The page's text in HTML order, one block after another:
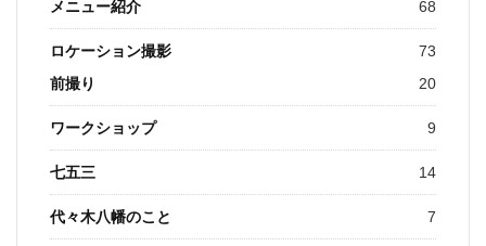
メニュー紹介 68
ロケーション撮影
73
前撮り
20
ワークショップ 9
七五三 14
代々木八幡のこと 7